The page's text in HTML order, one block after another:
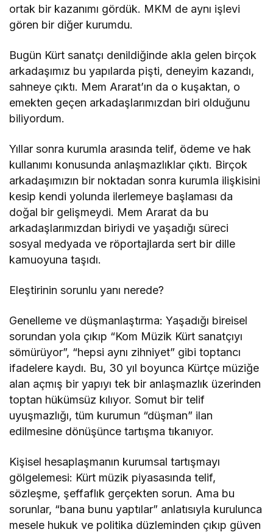
ortak bir kazanımı gördük. MKM de aynı işlevi
gören bir diğer kurumdu.
Bugün Kürt sanatçı denildiğinde akla gelen birçok
arkadaşımız bu yapılarda pişti, deneyim kazandı,
sahneye çıktı. Mem Ararat’ın da o kuşaktan, o
emekten geçen arkadaşlarımızdan biri olduğunu
biliyordum.
Yıllar sonra kurumla arasında telif, ödeme ve hak
kullanımı konusunda anlaşmazlıklar çıktı. Birçok
arkadaşımızın bir noktadan sonra kurumla ilişkisini
kesip kendi yolunda ilerlemeye başlaması da
doğal bir gelişmeydi. Mem Ararat da bu
arkadaşlarımızdan biriydi ve yaşadığı süreci
sosyal medyada ve röportajlarda sert bir dille
kamuoyuna taşıdı.
Eleştirinin sorunlu yanı nerede?
Genelleme ve düşmanlaştırma: Yaşadığı bireisel
sorundan yola çıkıp “Kom Müzik Kürt sanatçıyı
sömürüyor”, “hepsi aynı zihniyet” gibi toptancı
ifadelere kaydı. Bu, 30 yıl boyunca Kürtçe müziğe
alan açmış bir yapıyı tek bir anlaşmazlık üzerinden
toptan hükümsüz kılıyor. Somut bir telif
uyuşmazlığı, tüm kurumun “düşman” ilan
edilmesine dönüşünce tartışma tıkanıyor.
Kişisel hesaplaşmanın kurumsal tartışmayı
gölgelemesi: Kürt müzik piyasasında telif,
sözleşme, şeffaflık gerçekten sorun. Ama bu
sorunlar, “bana bunu yaptılar” anlatısıyla kurulunca
mesele hukuk ve politika düzleminden çıkıp güven